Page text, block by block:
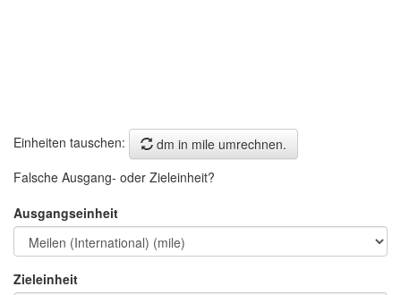
Einheiten tauschen:
dm in mile umrechnen.
Falsche Ausgang- oder Zieleinheit?
Ausgangseinheit
Zieleinheit